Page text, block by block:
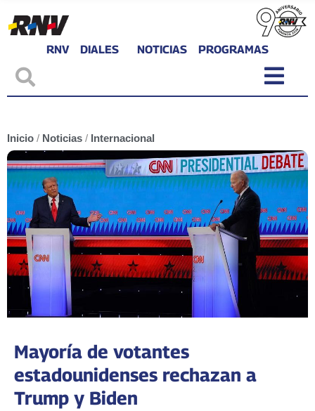
RNV DIALES NOTICIAS PROGRAMAS
Inicio / Noticias / Internacional
Mayoría de votantes
estadounidenses rechazan a
Trump y Biden